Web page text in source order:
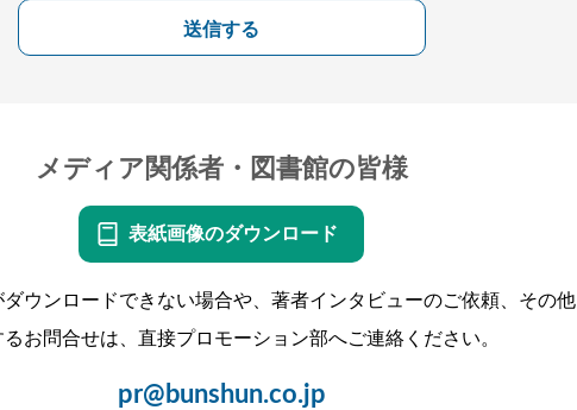
送信する
メディア関係者・図書館の皆様
表紙画像のダウンロード
ダウンロードできない場合や、著者インタビューのご依頼、その他
お問合せは、直接プロモーション部へご連絡ください。
pr@bunshun.co.jp